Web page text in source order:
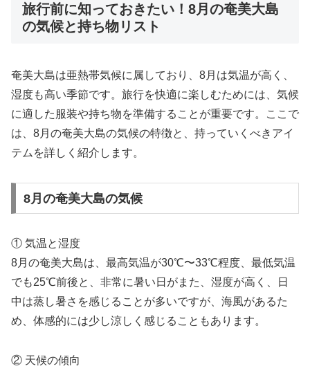
旅行前に知っておきたい！8月の奄美大島
の気候と持ち物リスト
奄美大島は亜熱帯気候に属しており、8月は気温が高く、
湿度も高い季節です。旅行を快適に楽しむためには、気候
に適した服装や持ち物を準備することが重要です。ここで
は、8月の奄美大島の気候の特徴と、持っていくべきアイ
テムを詳しく紹介します。
8月の奄美大島の気候
① 気温と湿度
8月の奄美大島は、最高気温が30℃〜33℃程度、最低気温
でも25℃前後と、非常に暑い日がまた、湿度が高く、日
中は蒸し暑さを感じることが多いですが、海風があるた
め、体感的には少し涼しく感じることもあります。
② 天候の傾向